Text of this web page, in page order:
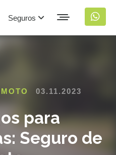
Seguros
03.11.2023
para
Seguro de